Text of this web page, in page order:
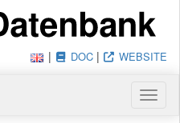
| DOC | WEBSITE